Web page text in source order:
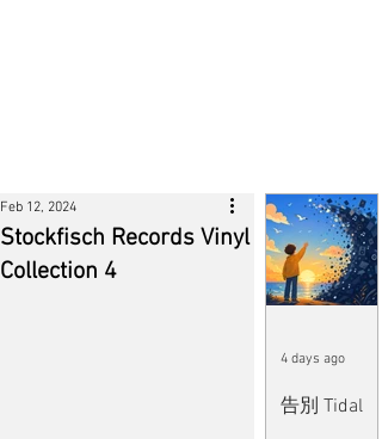
Stockfisch Records Vinyl
Collection 4
Feb 12, 2024
告別 Tidal
4 days ago